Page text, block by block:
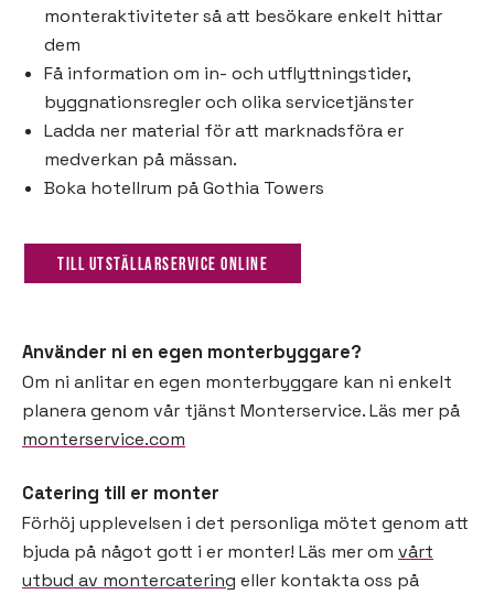
monteraktiviteter så att besökare enkelt hittar
dem
Få information om in- och utflyttningstider,
byggnationsregler och olika servicetjänster
Ladda ner material för att marknadsföra er
medverkan på mässan.
Boka hotellrum på Gothia Towers
Till Utställarservice Online
Använder ni en egen monterbyggare?
Om ni anlitar en egen monterbyggare kan ni enkelt
planera genom vår tjänst Monterservice. Läs mer på
monterservice.com
Catering till er monter
Förhöj upplevelsen i det personliga mötet genom att
bjuda på något gott i er monter! Läs mer om vårt
utbud av montercatering eller kontakta oss på